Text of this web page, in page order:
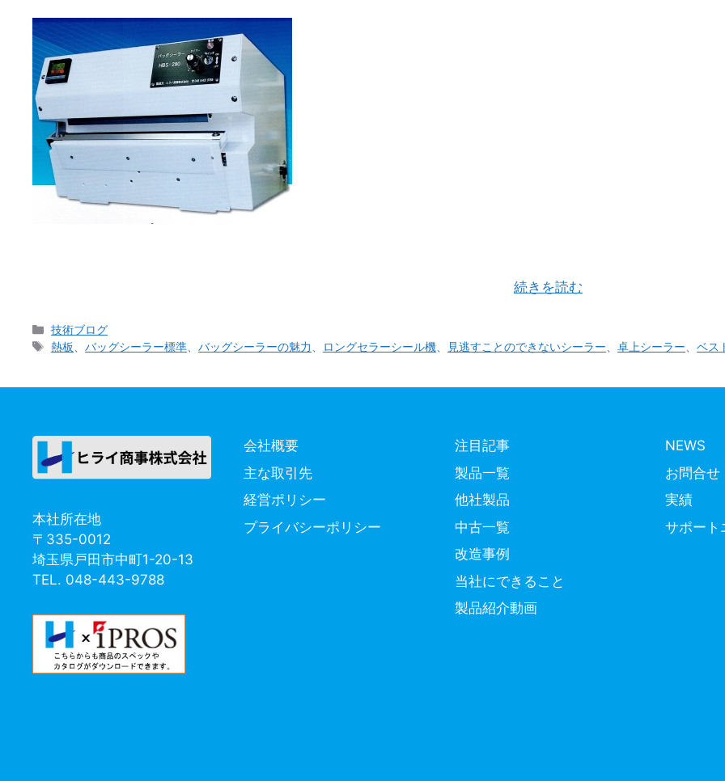
続きを読む
カ
テ
技術ブログ
タ
熱板 、バッグシーラー標準 、バッグシーラーの魅力 ロングセラーシール機 見逃すことのできないシーラー 、卓上シーラー 、ベス
本社所在地
〒335-0012
埼玉県戸田市中町1-20-13
TEL. 048-443-9788
会社概要
主な取引先
経営ポリシー
プライバシーポリシー
注目記事
製品一覧
他社製品
中古一覧
改造事例
当社にできること
製品紹介動画
NEWS
お問合せ
実績
サポート